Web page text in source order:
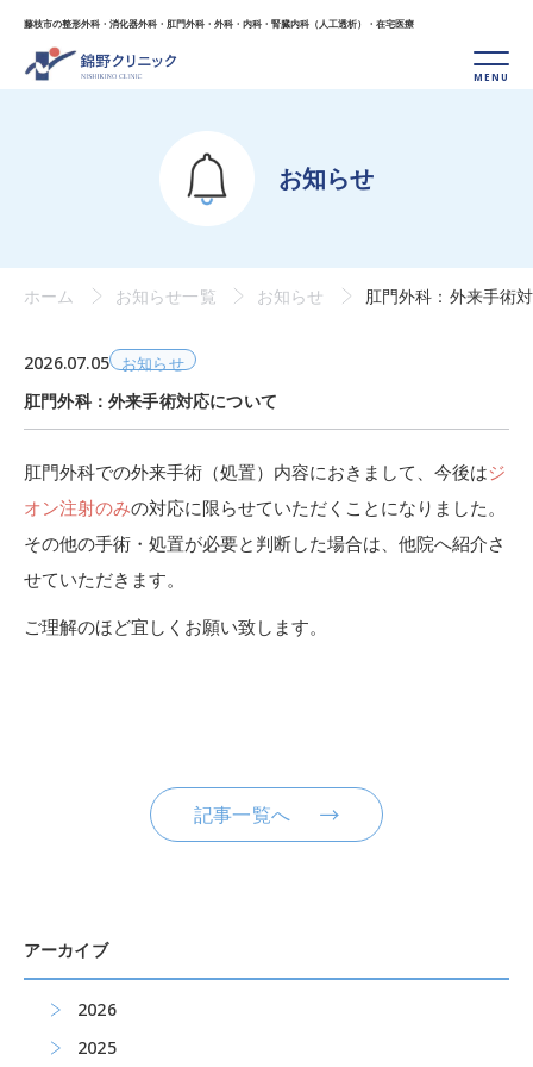
藤枝市の整形外科・消化器外科・肛門外科・外科・ 内科・腎臓内科（人工透析）・在宅医療
お知らせ
ホーム お知らせ一覧 お知らせ 肛門外科：外来手術
2026.07.05 お知らせ
肛門外科：外来手術対応について
肛門外科での外来手術（処置）内容におきまして、今後はジ
オン注射のみの対応に限らせていただくことになりました。
その他の手術・処置が必要と判断した場合は、他院へ紹介さ
せていただきます。
ご理解のほど宜しくお願い致します。
記事一覧へ
アーカイブ
2026
2025